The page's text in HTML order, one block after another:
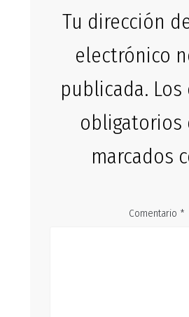
Tu dirección
electrónico
publicada.
obligatorios
marcados
Comentario *